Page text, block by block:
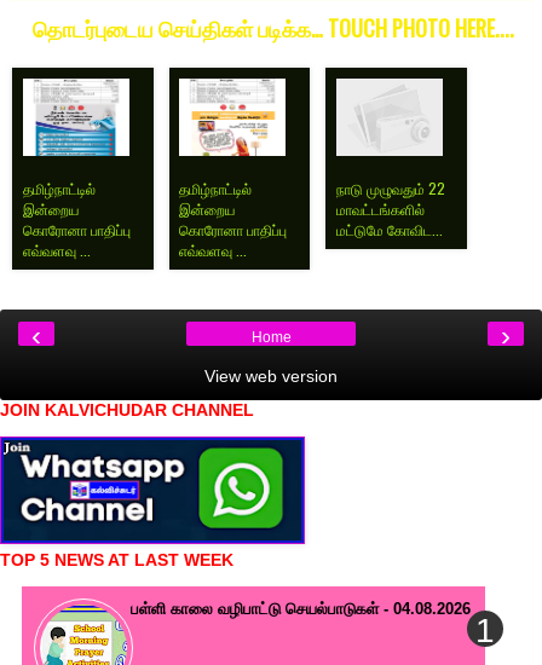
தொடர்புடைய செய்திகள் படிக்க… TOUCH PHOTO HERE....
தமிழ்நாட்டில்
இன்றைய
கொரோனா பாதிப்பு
எவ்வளவு ...
தமிழ்நாட்டில்
இன்றைய
கொரோனா பாதிப்பு
எவ்வளவு ...
நாடு முழுவதும் 22
மாவட்டங்களில்
மட்டுமே கோவிட...
‹ ›
Home
View web version
JOIN KALVICHUDAR CHANNEL
TOP 5 NEWS AT LAST WEEK
பள்ளி காலை வழிபாட்டு செயல்பாடுகள் - 04.08.2026